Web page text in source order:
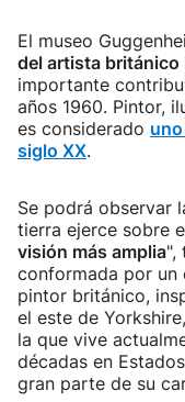
El museo
del artista británico
importante
años 1960. Pintor,
es considerado
siglo XX.
Se podrá observar
tierra ejerce sobre
visión más amplia",
conformada por un
pintor británico,
el este de
la que vive
décadas en
gran parte de su